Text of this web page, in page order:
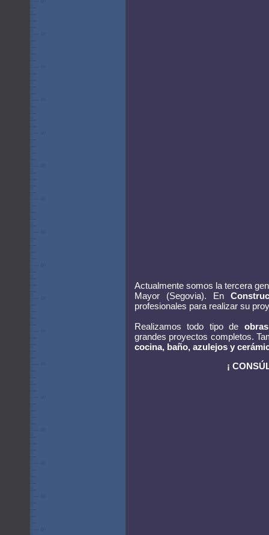
Actualmente somos la tercera
Mayor (Segovia). En
profesionales para realizar su
Realizamos todo tipo de
grandes proyectos completos.
cocina, baño, azulejos y
¡